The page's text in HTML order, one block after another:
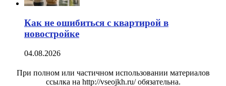
Как не ошибиться с квартирой в
новостройке
04.08.2026
При полном или частичном использовании материалов
ссылка на http://vseojkh.ru/ обязательна.